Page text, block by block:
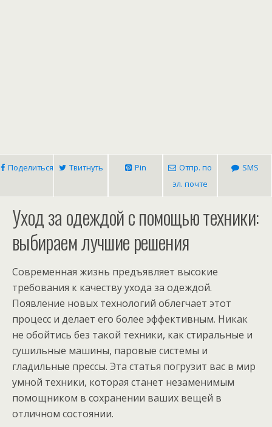
Поделиться Твитнуть Pin
Отпр. по
эл. почте
SMS
Уход за одеждой с помощью техники:
выбираем лучшие решения
Современная жизнь предъявляет высокие
требования к качеству ухода за одеждой.
Появление новых технологий облегчает этот
процесс и делает его более эффективным. Никак
не обойтись без такой техники, как стиральные и
сушильные машины, паровые системы и
гладильные прессы. Эта статья погрузит вас в мир
умной техники, которая станет незаменимым
помощником в сохранении ваших вещей в
отличном состоянии.